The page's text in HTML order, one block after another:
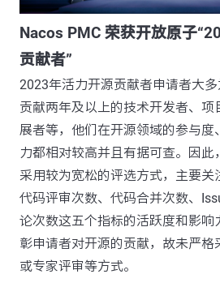
Nacos PMC 荣获开放原子
贡献者”
2023年活力开源贡献者申请者大
贡献两年及以上的技术开发者、项
展者等，他们在开源领域的参与度
力都相对较高并且有据可查。因此
采用较为宽松的评选方式，主要关
代码评审次数、代码合并次数、
论次数这五个指标的活跃度和影响
彰申请者对开源的贡献，故未严格
或专家评审等方式。